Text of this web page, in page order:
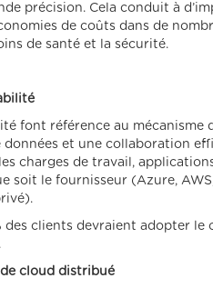
précision. Cela conduit à
de coûts dans de
de santé et la sécurité.
font référence au mécanisme
et une collaboration
charges de travail,
soit le fournisseur (Azure,
des clients devraient adopter
cloud distribué